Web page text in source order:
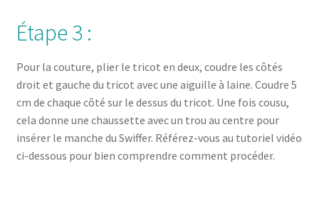
Étape 3 :
Pour la couture, plier le tricot en deux, coudre les côtés
droit et gauche du tricot avec une aiguille à laine. Coudre 5
cm de chaque côté sur le dessus du tricot. Une fois cousu,
cela donne une chaussette avec un trou au centre pour
insérer le manche du Swiffer. Référez-vous au tutoriel vidéo
ci-dessous pour bien comprendre comment procéder.